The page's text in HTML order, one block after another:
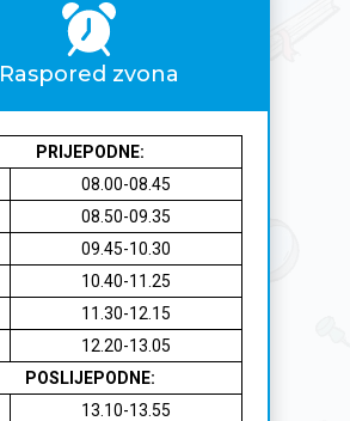
Raspored zvona
PRIJEPODNE:
08.00-08.45
08.50-09.35
09.45-10.30
10.40-11.25
11.30-12.15
12.20-13.05
POSLIJEPODNE:
13.10-13.55